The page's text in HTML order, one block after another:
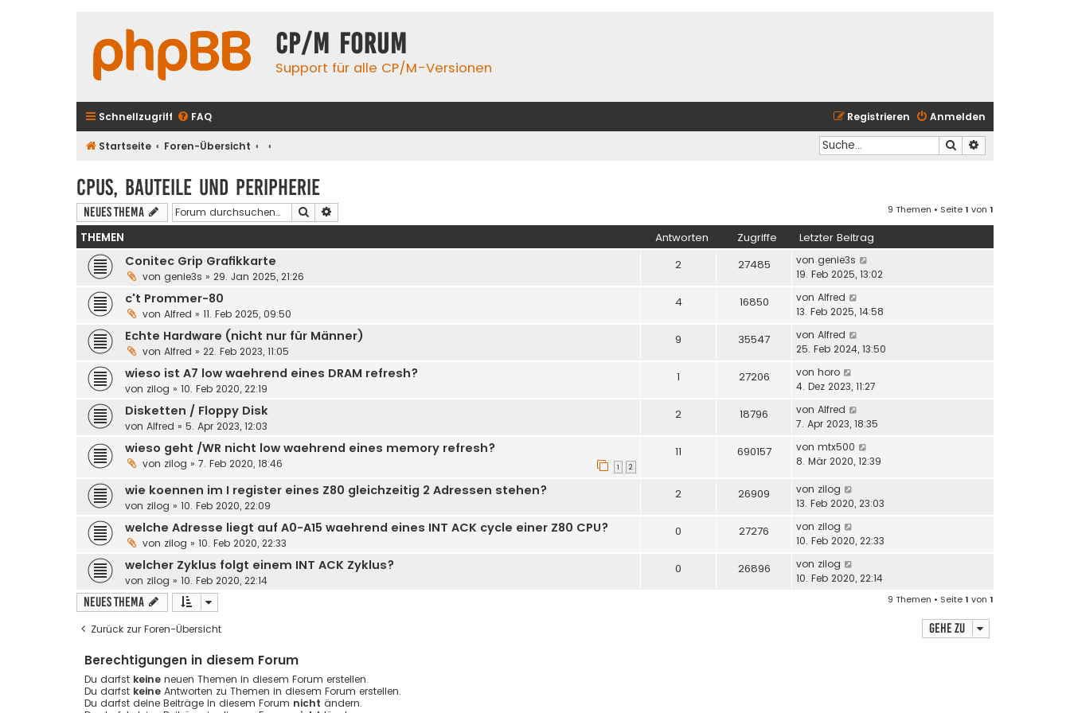
CP/M Forum
Support für alle CP/M-Versionen
Schnellzugriff FAQ Anmelden
Registrieren
Startseite Foren-Übersicht Suche
CPUs, Bauteile und Peripherie
Neues Thema Suche 9 Themen • Seite1 von 1
THEMEN Antworten Zugriffe Letzter Beitrag
Conitec Grip Grafikkarte
von genie3s » 29. Jan 2025, 21:26
2 27485 von genie3s
19. Feb 2025, 13:02
c't Prommer-80
von Alfred » 11. Feb 2025, 09:50
4 16850 von Alfred
13. Feb 2025, 14:58
Echte Hardware (nicht nur für Männer)
von Alfred » 22. Feb 2023, 11:05
9 35547 von Alfred
25. Feb 2024, 13:50
wieso ist A7 low waehrend eines DRAM refresh?
von zilog » 10. Feb 2020, 22:19
1 27206 von horo
4. Dez 2023, 11:27
Disketten / Floppy Disk
von Alfred » 5. Apr 2023, 12:03
2 18796 von Alfred
7. Apr 2023, 18:35
wieso geht /WR nicht low waehrend eines memory refresh?
von zilog » 7. Feb 2020, 18:46 1 2
11 690157 von mtx500
8. Mär 2020, 12:39
wie koennen im I register eines Z80 gleichzeitig 2 Adressen stehen?
von zilog » 10. Feb 2020, 22:09
2 26909 von zilog
13. Feb 2020, 23:03
welche Adresse liegt auf A0-A15 waehrend eines INT ACK cycle einer Z80 CPU?
von zilog » 10. Feb 2020, 22:33
0 27276 von zilog
10. Feb 2020, 22:33
welcher Zyklus folgt einem INT ACK Zyklus?
von zilog » 10. Feb 2020, 22:14
0 26896 von zilog
10. Feb 2020, 22:14
Neues Thema 9 Themen • Seite1 von 1
Zurück zur Foren-Übersicht Gehe zu
Berechtigungen in diesem Forum
Du darfst keine neuen Themen in diesem Forum erstellen.
Du darfst keine Antworten zu Themen in diesem Forum erstellen.
Du darfst deine Beiträge in diesem Forum nicht ändern.